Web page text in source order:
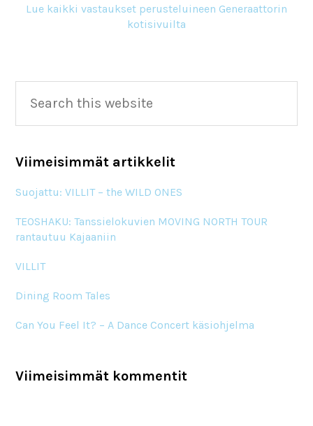
Lue kaikki vastaukset perusteluineen Generaattorin
kotisivuilta
Primary
Sidebar
this
Viimeisimmät artikkelit
Suojattu: VILLIT – the WILD ONES
TEOSHAKU: Tanssielokuvien MOVING NORTH TOUR
rantautuu Kajaaniin
VILLIT
Dining Room Tales
Can You Feel It? – A Dance Concert käsiohjelma
Viimeisimmät kommentit